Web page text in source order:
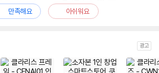
만족해요
아쉬워요
광고